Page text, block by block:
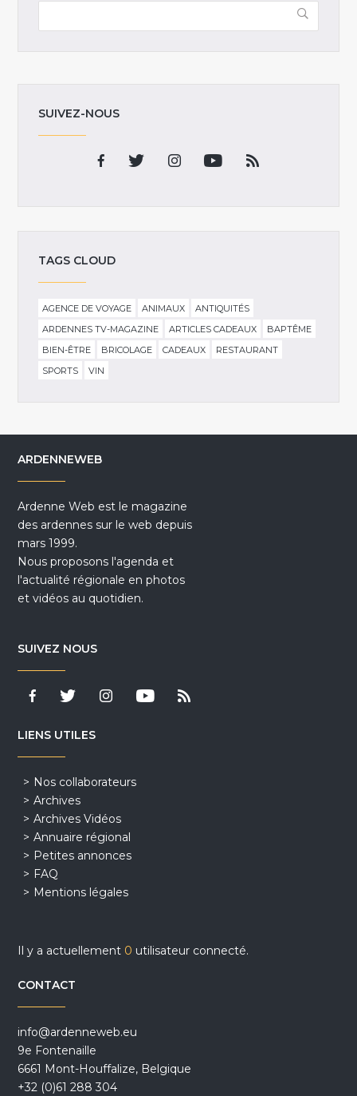
SUIVEZ-NOUS
TAGS CLOUD
AGENCE DE VOYAGE ANIMAUX
ANTIQUITÉS
ARDENNES TV-MAGAZINE
ARTICLES CADEAUX
BAPTÊME
BIEN-ÊTRE
BRICOLAGE CADEAUX
RESTAURANT
SPORTS
VIN
ARDENNEWEB
Ardenne Web est le magazine
des ardennes sur le web depuis
mars 1999.
Nous proposons l'agenda et
l'actualité régionale en photos
et vidéos au quotidien.
SUIVEZ NOUS
LIENS UTILES
Nos collaborateurs
Archives
Archives Vidéos
Annuaire régional
Petites annonces
FAQ
Mentions légales
Il y a actuellement 0 utilisateur connecté.
CONTACT
info@ardenneweb.eu
9e Fontenaille
6661 Mont-Houffalize, Belgique
+32 (0)61 288 304